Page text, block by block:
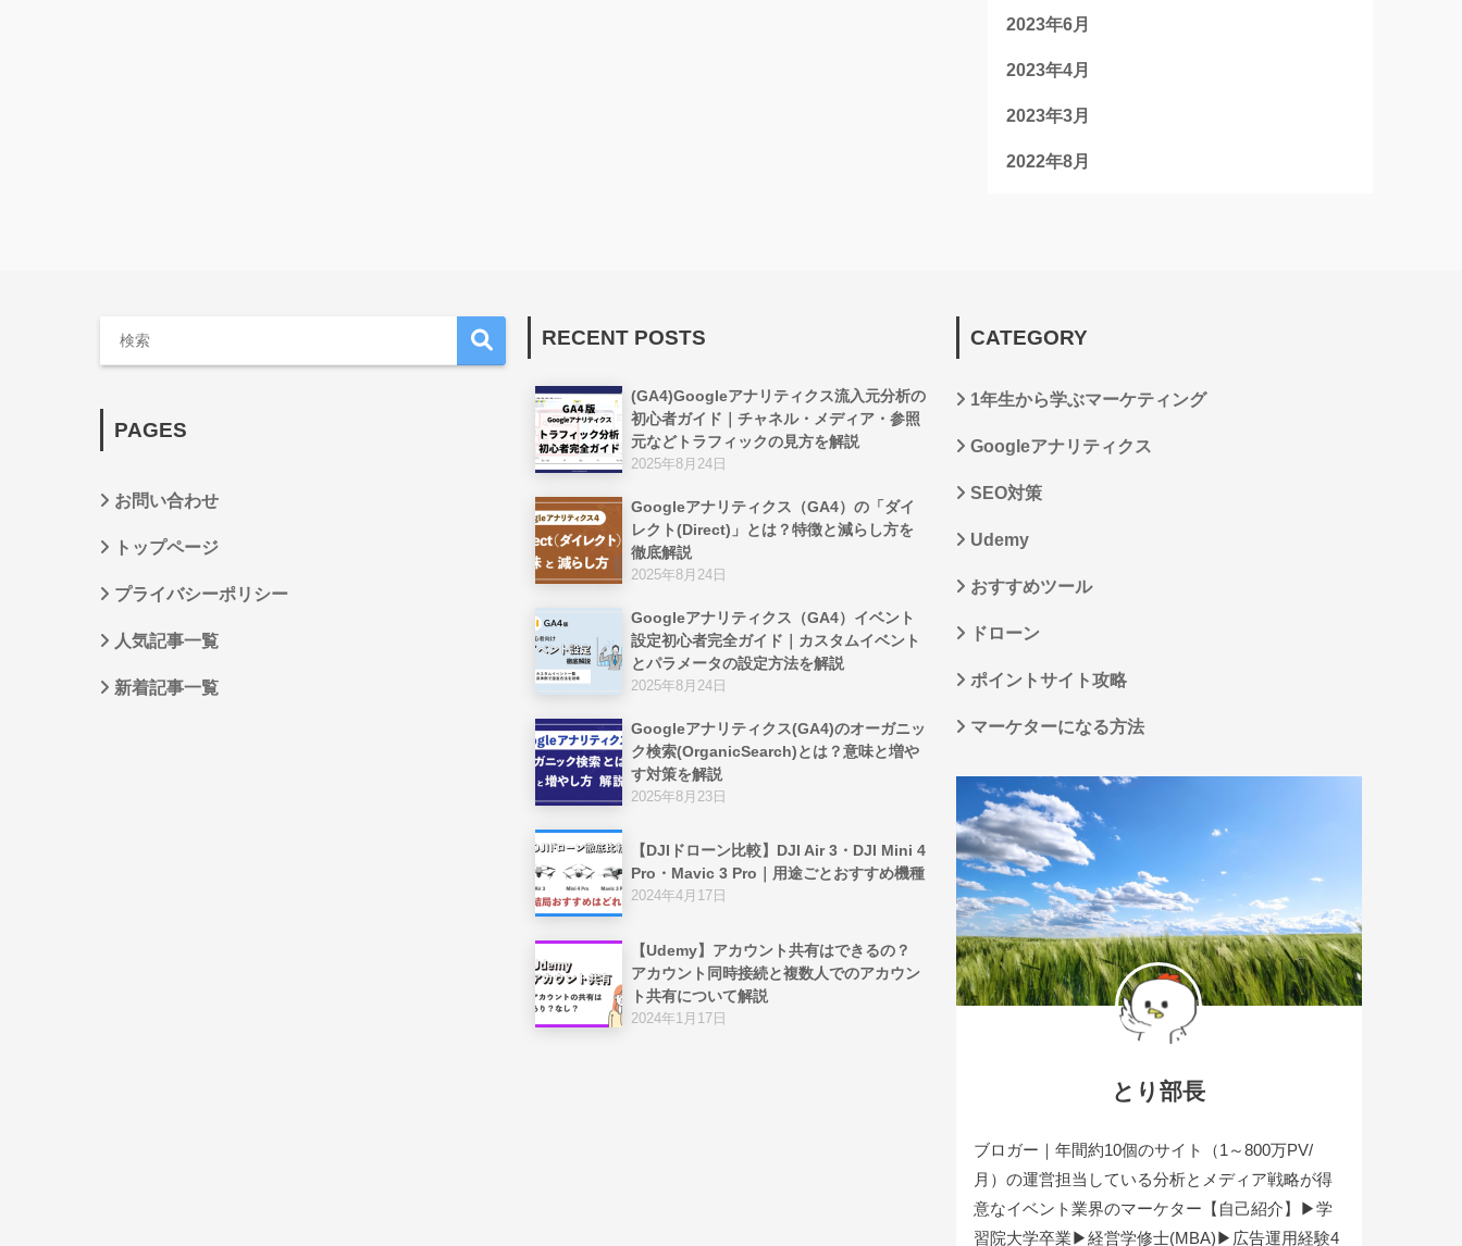
2023年6月
2023年4月
2023年3月
2022年8月
PAGES
お問い合わせ
トップページ
プライバシーポリシー
人気記事一覧
新着記事一覧
RECENT POSTS
(GA4)Googleアナリティクス流入元分析の
初心者ガイド｜チャネル・メディア・参照
元などトラフィックの見方を解説
2025年8月24日
Googleアナリティクス（GA4）の「ダイ
レクト(Direct)」とは？特徴と減らし方を
徹底解説
2025年8月24日
Googleアナリティクス（GA4）イベント
設定初心者完全ガイド｜カスタムイベント
とパラメータの設定方法を解説
2025年8月24日
Googleアナリティクス(GA4)のオーガニッ
ク検索(OrganicSearch)とは？意味と増や
す対策を解説
2025年8月23日
【DJIドローン比較】DJI Air 3・DJI Mini 4
Pro・Mavic 3 Pro｜用途ごとおすすめ機種
2024年4月17日
【Udemy】アカウント共有はできるの？
アカウント同時接続と複数人でのアカウン
ト共有について解説
2024年1月17日
CATEGORY
1年生から学ぶマーケティング
Googleアナリティクス
SEO対策
Udemy
おすすめツール
ドローン
ポイントサイト攻略
マーケターになる方法
とり部長
ブロガー｜年間約10個のサイト（1～800万PV/
月）の運営担当している分析とメディア戦略が得
意なイベント業界のマーケター【自己紹介】▶学
習院大学卒業▶経営学修士(MBA)▶広告運用経験4